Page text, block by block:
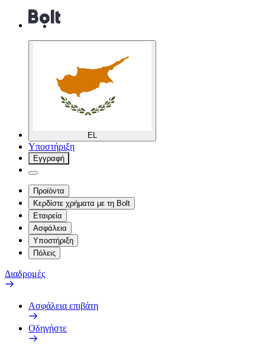
EL
Υποστήριξη
Εγγραφή
Προϊόντα
Κερδίστε χρήματα με τη Bolt
Εταιρεία
Ασφάλεια
Υποστήριξη
Πόλεις
Διαδρομές
Ασφάλεια επιβάτη
Οδηγήστε